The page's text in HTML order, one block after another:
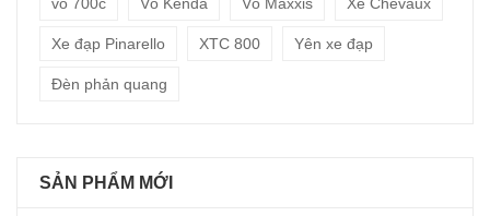
Xe đạp Pinarello XTC 800 Yên xe đạp
Đèn phản quang
SẢN PHẨM MỚI